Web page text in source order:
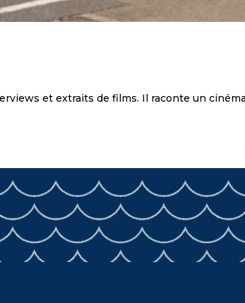
et extraits de films. Il raconte un